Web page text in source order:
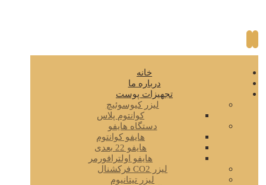
خانه
درباره ما
تجهیزات پوست
لیزر کیوسوئیچ
کوانتوم پلاس
دستگاه هایفو
هایفو کوانتوم
هایفو 22 بعدی
هایفو اولترافورمر
لیزر CO2 فرکشنال
لیزر تیتانیوم